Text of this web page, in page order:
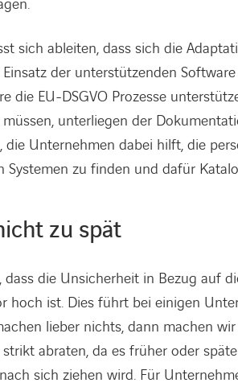
sich ableiten, dass sich die
der unterstützenden
die EU-DSGVO Prozesse
unterliegen der
die Unternehmen dabei hilft, die
zu finden und dafür
zu spät
die Unsicherheit in Bezug auf
hoch ist. Dies führt bei einigen
lieber nichts, dann machen
abraten, da es früher oder
sich ziehen wird. Für